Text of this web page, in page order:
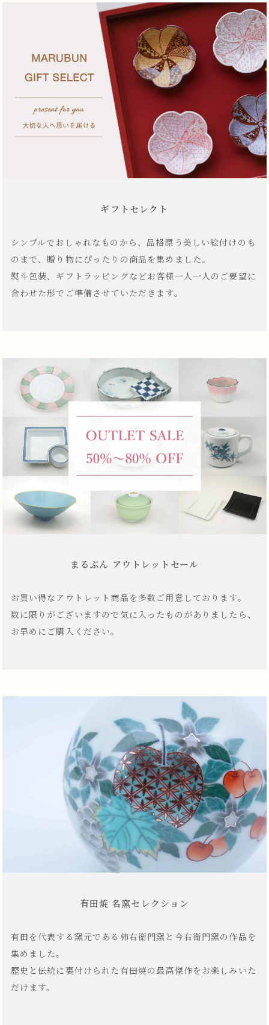
ギフトセレクト
シンプルでおしゃれなものから、品格漂う美しい絵付けのも
のまで、贈り物にぴったりの商品を集めました。
熨斗包装、ギフトラッピングなどお客様一人一人のご要望に
合わせた形でご準備させていただきます。
まるぶん アウトレットセール
お買い得なアウトレット商品を多数ご用意しております。
数に限りがございますので気に入ったものがありましたら、
お早めにご購入ください。
有田焼 名窯セレクション
有田を代表する窯元である柿右衛門窯と今右衛門窯の作品を
集めました。
歴史と伝統に裏付けられた有田焼の最高傑作をお楽しみいた
だけます。